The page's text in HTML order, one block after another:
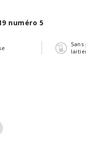
numéro 5